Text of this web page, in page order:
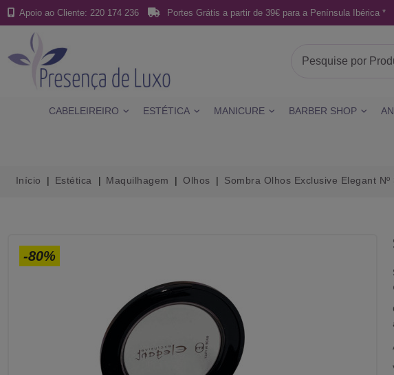
Apoio ao Cliente: 220 174 236 Portes Grátis a partir de 39€ para a Península Ibérica *
CABELEIREIRO ESTÉTICA MANICURE BARBER SHOP
Início Estética Maquilhagem Olhos Sombra Olhos Exclusive Elegant Nº
-80%